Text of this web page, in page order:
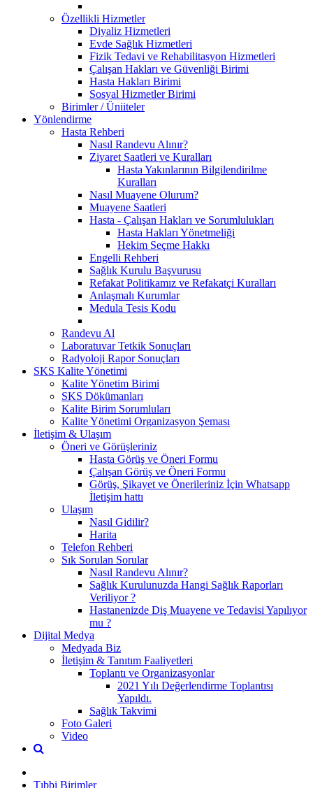
Özellikli Hizmetler
Diyaliz Hizmetleri
Evde Sağlık Hizmetleri
Fizik Tedavi ve Rehabilitasyon Hizmetleri
Çalışan Hakları ve Güvenliği Birimi
Hasta Hakları Birimi
Sosyal Hizmetler Birimi
Birimler / Üniiteler
Yönlendirme
Hasta Rehberi
Nasıl Randevu Alınır?
Ziyaret Saatleri ve Kuralları
Hasta Yakınlarının Bilgilendirilme
Kuralları
Nasıl Muayene Olurum?
Muayene Saatleri
Hasta - Çalışan Hakları ve Sorumlulukları
Hasta Hakları Yönetmeliği
Hekim Seçme Hakkı
Engelli Rehberi
Sağlık Kurulu Başvurusu
Refakat Politikamız ve Refakatçi Kuralları
Anlaşmalı Kurumlar
Medula Tesis Kodu
Randevu Al
Laboratuvar Tetkik Sonuçları
Radyoloji Rapor Sonuçları
SKS Kalite Yönetimi
Kalite Yönetim Birimi
SKS Dökümanları
Kalite Birim Sorumluları
Kalite Yönetimi Organizasyon Şeması
İletişim & Ulaşım
Öneri ve Görüşleriniz
Hasta Görüş ve Öneri Formu
Çalışan Görüş ve Öneri Formu
Görüş, Şikayet ve Önerileriniz İçin Whatsapp
İletişim hattı
Ulaşım
Nasıl Gidilir?
Harita
Telefon Rehberi
Sık Sorulan Sorular
Nasıl Randevu Alınır?
Sağlık Kurulunuzda Hangi Sağlık Raporları
Veriliyor ?
Hastanenizde Diş Muayene ve Tedavisi Yapılıyor
mu ?
Dijital Medya
Medyada Biz
İletişim & Tanıtım Faaliyetleri
Toplantı ve Organizasyonlar
2021 Yılı Değerlendirme Toplantısı
Yapıldı.
Sağlık Takvimi
Foto Galeri
Video
Tıbbi Birimler